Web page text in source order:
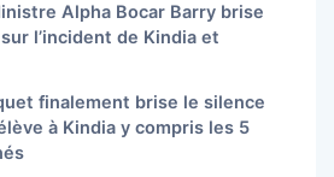
Alpha Bocar Barry brise
l’incident de Kindia et
finalement brise le silence
à Kindia y compris les 5